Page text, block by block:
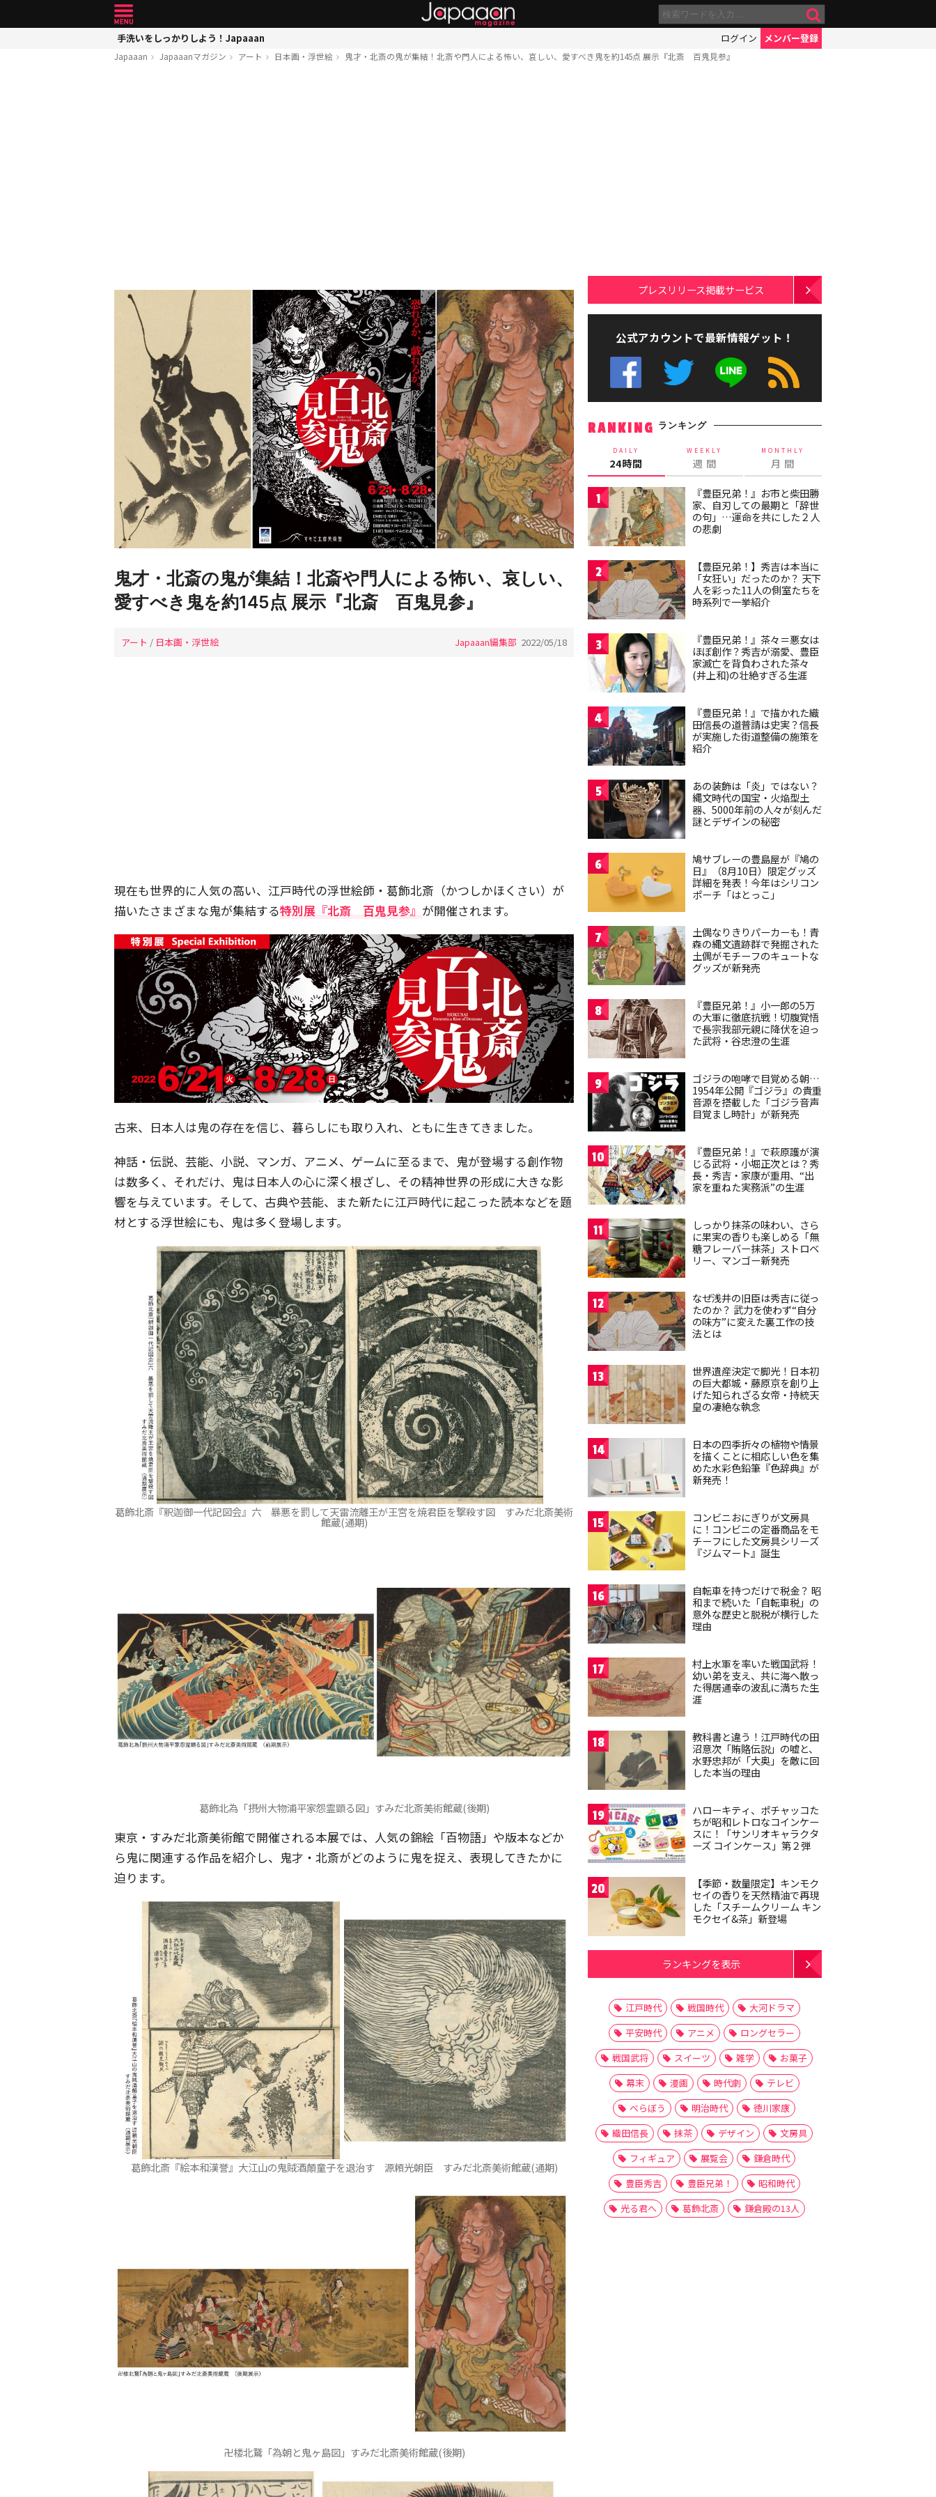
手洗いをしっかりしよう！Japaaan ログイン メンバー登録
Japaaan Japaaanマガジン アート 日本画・浮世絵 鬼才・北斎の鬼が集結！北斎や門人による怖い、哀しい、愛すべき鬼を約145点 展示『北斎 百鬼見参』
鬼才・北斎の鬼が集結！北斎や門人による怖い、哀しい、
愛すべき鬼を約145点 展示『北斎 百鬼見参』
アート / 日本画・浮世絵 Japaaan編集部 2022/05/18
現在も世界的に人気の高い、江戸時代の浮世絵師・葛飾北斎（かつしかほくさい）が
描いたさまざまな鬼が集結する特別展『北斎 百鬼見参』 が開催されます。
古来、日本人は鬼の存在を信じ、暮らしにも取り入れ、ともに生きてきました。
神話・伝説、芸能、小説、マンガ、アニメ、ゲームに至るまで、鬼が登場する創作物
は数多く、それだけ、鬼は日本人の心に深く根ざし、その精神世界の形成に大きな影
響を与えています。そして、古典や芸能、また新たに江戸時代に起こった読本などを題
材とする浮世絵にも、鬼は多く登場します。
葛飾北斎『釈迦御一代記図会』六 暴悪を罰して天雷流離王が王宮を焼君臣を撃殺す図 すみだ北斎美術
館蔵(通期)
葛飾北為「摂州大物浦平家怨霊顕る図」すみだ北斎美術館蔵(後期)
東京・すみだ北斎美術館で開催される本展では、人気の錦絵「百物語」や版本などか
ら鬼に関連する作品を紹介し、鬼才・北斎がどのように鬼を捉え、表現してきたかに
迫ります。
葛飾北斎『絵本和漢誉』大江山の鬼賊酒顛童子を退治す 源頼光朝臣 すみだ北斎美術館蔵(通期)
卍楼北鵞「為朝と鬼ヶ島図」すみだ北斎美術館蔵(後期)
プレスリリース掲載サービス
公式アカウントで最新情報ゲット！
RANKING ランキング
DAILY
24時間
WEEKLY
週 間
MONTHLY
月 間
1
『豊臣兄弟！』お市と柴田勝
家、自刃しての最期と「辞世
の句」…運命を共にした２人
の悲劇
2
【豊臣兄弟！】秀吉は本当に
「女狂い」だったのか？ 天下
人を彩った11人の側室たちを
時系列で一挙紹介
3
『豊臣兄弟！』茶々＝悪女は
ほぼ創作？秀吉が溺愛、豊臣
家滅亡を背負わされた茶々
(井上和)の壮絶すぎる生涯
4
『豊臣兄弟！』で描かれた織
田信長の道普請は史実？信長
が実施した街道整備の施策を
紹介
5
あの装飾は「炎」ではない？
縄文時代の国宝・火焔型土
器、5000年前の人々が刻んだ
謎とデザインの秘密
6
鳩サブレーの豊島屋が『鳩の
日』（8月10日）限定グッズ
詳細を発表！今年はシリコン
ポーチ「はとっこ」
7
土偶なりきりパーカーも！青
森の縄文遺跡群で発掘された
土偶がモチーフのキュートな
グッズが新発売
8
『豊臣兄弟！』小一郎の5万
の大軍に徹底抗戦！切腹覚悟
で長宗我部元親に降伏を迫っ
た武将・谷忠澄の生涯
9
ゴジラの咆哮で目覚める朝…
1954年公開『ゴジラ』の貴重
音源を搭載した「ゴジラ音声
目覚まし時計」が新発売
10
『豊臣兄弟！』で萩原護が演
じる武将・小堀正次とは？秀
長・秀吉・家康が重用、“出
家を重ねた実務派”の生涯
11
しっかり抹茶の味わい、さら
に果実の香りも楽しめる「無
糖フレーバー抹茶」ストロベ
リー、マンゴー新発売
12
なぜ浅井の旧臣は秀吉に従っ
たのか？ 武力を使わず“自分
の味方”に変えた裏工作の技
法とは
13
世界遺産決定で脚光！日本初
の巨大都城・藤原京を創り上
げた知られざる女帝・持統天
皇の凄絶な執念
14
日本の四季折々の植物や情景
を描くことに相応しい色を集
めた水彩色鉛筆『色辞典』が
新発売！
15
コンビニおにぎりが文房具
に！コンビニの定番商品をモ
チーフにした文房具シリーズ
『ジムマート』誕生
16
自転車を持つだけで税金？ 昭
和まで続いた「自転車税」の
意外な歴史と脱税が横行した
理由
17
村上水軍を率いた戦国武将！
幼い弟を支え、共に海へ散っ
た得居通幸の波乱に満ちた生
涯
18
教科書と違う！江戸時代の田
沼意次「賄賂伝説」の嘘と、
水野忠邦が「大奥」を敵に回
した本当の理由
19
ハローキティ、ポチャッコた
ちが昭和レトロなコインケー
スに！「サンリオキャラクタ
ーズ コインケース」第２弾
20
【季節・数量限定】キンモク
セイの香りを天然精油で再現
した「スチームクリーム キン
モクセイ&茶」新登場
ランキングを表示
江戸時代 戦国時代
大河ドラマ
平安時代
アニメ
ロングセラー
戦国武将
スイーツ 雑学
お菓子
幕末
漫画 時代劇
テレビ
べらぼう
明治時代
徳川家康
織田信長
抹茶 デザイン
文房具
フィギュア
展覧会
鎌倉時代
豊臣秀吉
豊臣兄弟！
昭和時代
光る君へ
葛飾北斎 鎌倉殿の13人